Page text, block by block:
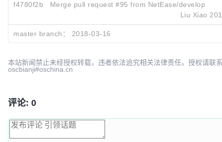
f4780f2b
Merge pull request #95 from NetEase/develop
Liu Xiao
master branch： 2018-03-16
本站新闻禁止未经授权转载，违者依法追究相关法律责任。授权请联
oscbianji#oschina.cn
评论: 0